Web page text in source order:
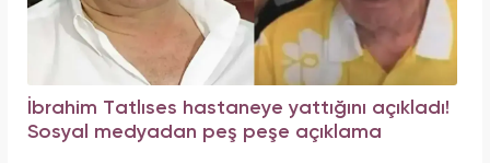
İbrahim Tatlıses hastaneye yattığını açıkladı!
Sosyal medyadan peş peşe açıklama